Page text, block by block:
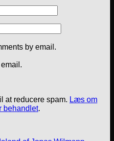
by email.
at reducere spam. Læs om
behandlet.